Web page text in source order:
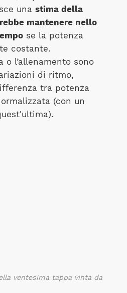
una stima della
mantenere nello
se la potenza
costante.
o l’allenamento sono
di ritmo,
tra potenza
(con un
ventesima tappa vinta da